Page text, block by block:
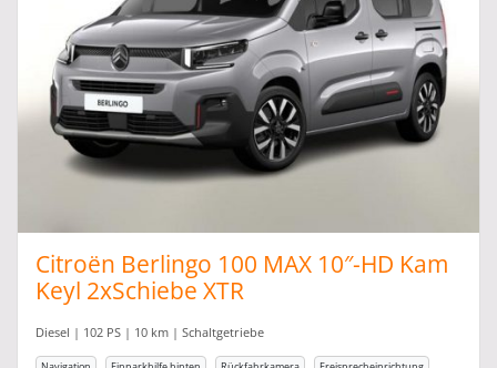
Citroën Berlingo 100 MAX 10″-HD Kam
Keyl 2xSchiebe XTR
Diesel | 102 PS | 10 km | Schaltgetriebe